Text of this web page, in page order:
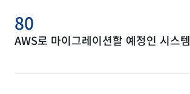
AWS로 마이그레이션할 예정인 시스템
80